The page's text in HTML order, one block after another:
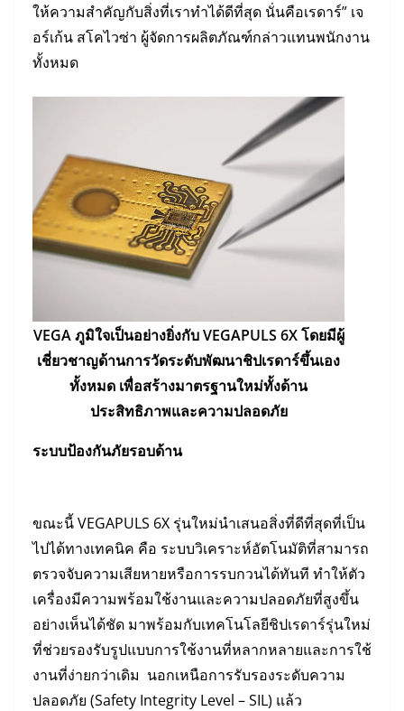
ให้ความสำคัญกับสิ่งที่เราทำได้ดีที่สุด นั่นคือเรดาร์” เจ
อร์เก้น สโคไวซ่า ผู้จัดการผลิตภัณฑ์กล่าวแทนพนักงาน
ทั้งหมด
VEGA ภูมิใจเป็นอย่างยิ่งกับ VEGAPULS 6X โดยมีผู้
เชี่ยวชาญด้านการวัดระดับพัฒนาชิปเรดาร์ขึ้นเอง
ทั้งหมด เพื่อสร้างมาตรฐานใหม่ทั้งด้าน
ประสิทธิภาพและความปลอดภัย
ระบบป้องกันภัยรอบด้าน
ขณะนี้ VEGAPULS 6X รุ่นใหม่นำเสนอสิ่งที่ดีที่สุดที่เป็น
ไปได้ทางเทคนิค คือ ระบบวิเคราะห์อัตโนมัติที่สามารถ
ตรวจจับความเสียหายหรือการรบกวนได้ทันที ทำให้ตัว
เครื่องมีความพร้อมใช้งานและความปลอดภัยที่สูงขึ้น
อย่างเห็นได้ชัด มาพร้อมกับเทคโนโลยีชิปเรดาร์รุ่นใหม่
ที่ช่วยรองรับรูปแบบการใช้งานที่หลากหลายและการใช้
งานที่ง่ายกว่าเดิม นอกเหนือการรับรองระดับความ
ปลอดภัย (Safety Integrity Level – SIL) แล้ว